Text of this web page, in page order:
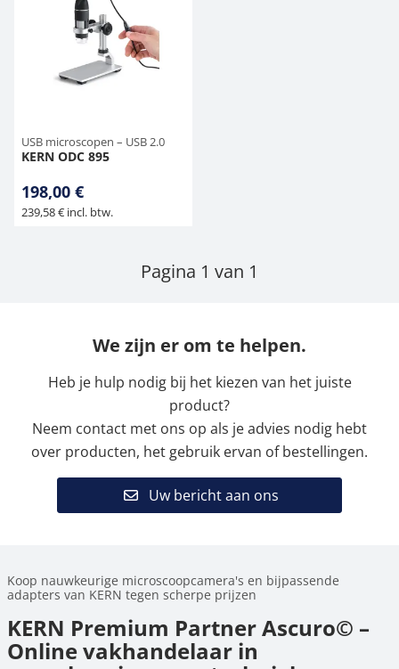
USB microscopen – USB 2.0
KERN ODC 895
198,00 €
239,58 € incl. btw.
Pagina 1 van 1
We zijn er om te helpen.
Heb je hulp nodig bij het kiezen van het juiste
product?
Neem contact met ons op als je advies nodig hebt
over producten, het gebruik ervan of bestellingen.
Uw bericht aan ons
Koop nauwkeurige microscoopcamera's en bijpassende
adapters van KERN tegen scherpe prijzen
KERN Premium Partner Ascuro© –
Online vakhandelaar in